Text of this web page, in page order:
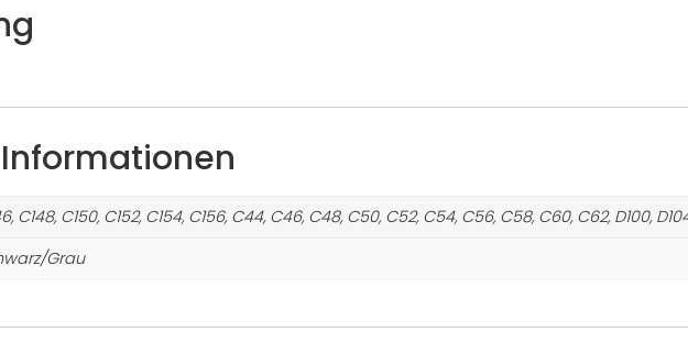
C148, C150, C152, C154, C156, C44, C46, C48, C50, C52, C54, C56, C58, C60, C62, D100, D104,
Grau